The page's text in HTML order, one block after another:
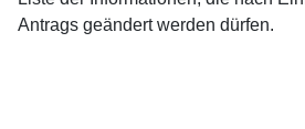
Antrags geändert werden dürfen.